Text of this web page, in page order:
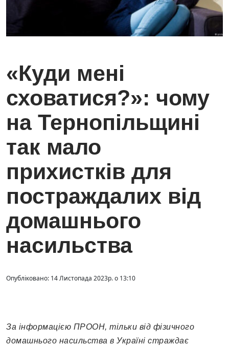
«Куди мені
сховатися?»: чому
на Тернопільщині
так мало
прихистків для
постраждалих від
домашнього
насильства
Опубліковано: 14 Листопада 2023р. о 13:10
За інформацією ПРООН, тільки від фізичного
домашнього насильства в Україні страждає